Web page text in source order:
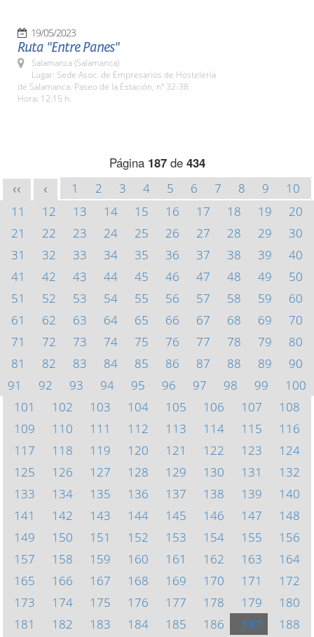
19/05/2023
Ruta "Entre Panes"
Salamanca (Salamanca)
Lugar: Sede Asoc. de Empresarios de Hostelería
de Salamanca. Paseo de la Estación, nº 32-38
Hora: 12:15 h.
Página 187de 434
<< < 1 2 3 4 5 6 7 8 9
10
11
12 13 14 15 16 17 18 19
20
21
22 23 24 25 26 27 28 29
30
31
32 33 34 35 36 37 38 39
40
41
42 43 44 45 46 47 48 49
50
51
52 53 54 55 56 57 58 59
60
61
62 63 64 65 66 67 68 69
70
71
72 73 74 75 76 77 78 79
80
81
82 83 84 85 86 87 88 89
90
91
92 93 94 95 96 97 98 99
100
101
102 103 104 105 106 107
108
109
110 111 112 113 114 115
116
117
118 119 120 121 122 123
124
125
126 127 128 129 130 131
132
133
134 135 136 137 138 139
140
141
142 143 144 145 146 147
148
149
150 151 152 153 154 155
156
157
158 159 160 161 162 163
164
165
166 167 168 169 170 171
172
173
174 175 176 177 178 179
180
181
182 183 184 185 186 187
188